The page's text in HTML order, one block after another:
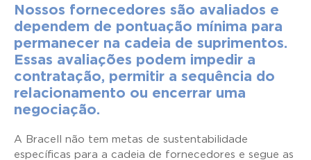
Nossos fornecedores são avaliados e
dependem de pontuação mínima para
permanecer na cadeia de suprimentos.
Essas avaliações podem impedir a
contratação, permitir a sequência do
relacionamento ou encerrar uma
negociação.
A Bracell não tem metas de sustentabilidade
específicas para a cadeia de fornecedores e segue as